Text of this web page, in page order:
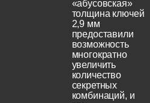
«абусовская»
толщина ключей
2,9 мм
предоставили
возможность
многократно
увеличить
количество
секретных
комбинаций, и